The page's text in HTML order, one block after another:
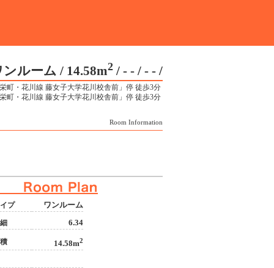
ンルーム / 14.58m2 / - - / - - /
町・花川線 藤女子大学花川校舎前」停 徒歩3分
町・花川線 藤女子大学花川校舎前」停 徒歩3分
Room Information
プ ワンルーム
6.34
14.58m2